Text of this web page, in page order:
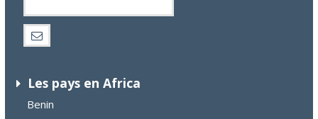
Les pays en Africa
Benin